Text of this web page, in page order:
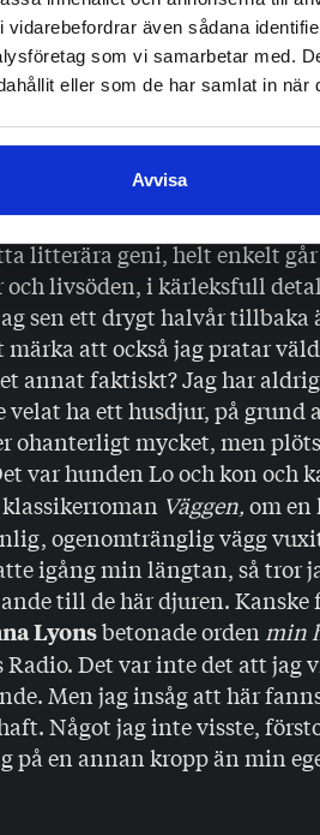
även sådana
som vi samarbetar med.
eller som de har samlat in när
Avvisa
sitter och gör sina
måste ge sig av. Och
simmat i samma vatten som
galopperat in, och läst
Lessing, är en
litterära geni, helt enkelt
och livsöden, i kärleksfull
sen ett drygt halvår tillbaka
märka att också jag pratar
annat faktiskt? Jag har
ha ett husdjur, på grund
ohanterligt mycket, men
var hunden Lo och kon och
Väggen,om en
ogenomtränglig vägg
igång min längtan, så tror
till de här djuren.
Lyonsbetonade orden min
Det var inte det att jag
Men jag insåg att här
Något jag inte visste,
på en annan kropp än min